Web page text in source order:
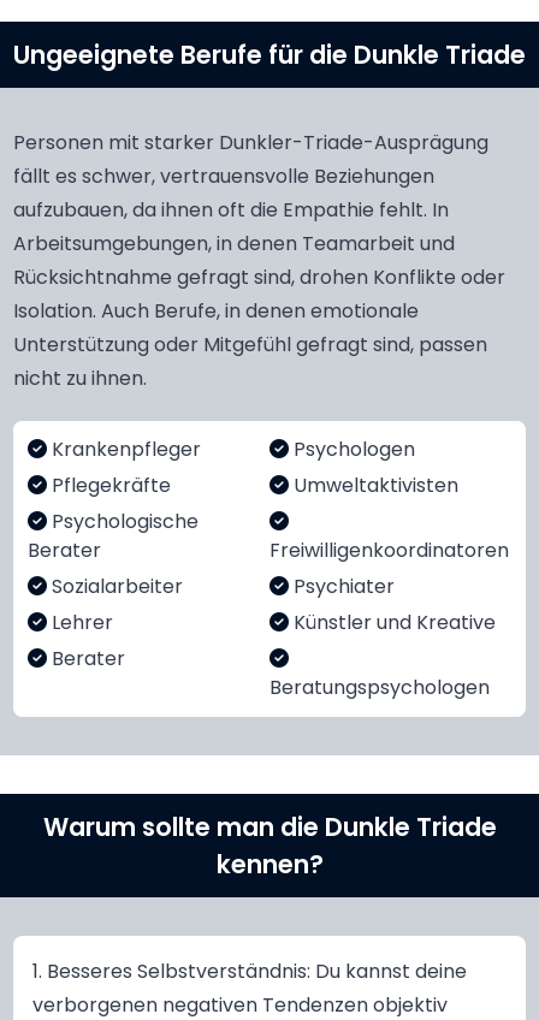
Ungeeignete Berufe für die Dunkle Triade
Personen mit starker Dunkler-Triade-Ausprägung
fällt es schwer, vertrauensvolle Beziehungen
aufzubauen, da ihnen oft die Empathie fehlt. In
Arbeitsumgebungen, in denen Teamarbeit und
Rücksichtnahme gefragt sind, drohen Konflikte oder
Isolation. Auch Berufe, in denen emotionale
Unterstützung oder Mitgefühl gefragt sind, passen
nicht zu ihnen.
Krankenpfleger
Pflegekräfte
Psychologische
Berater
Sozialarbeiter
Lehrer
Berater
Psychologen
Umweltaktivisten
Freiwilligenkoordinatoren
Psychiater
Künstler und Kreative
Beratungspsychologen
Warum sollte man die Dunkle Triade
kennen?
1. Besseres Selbstverständnis: Du kannst deine
verborgenen negativen Tendenzen objektiv